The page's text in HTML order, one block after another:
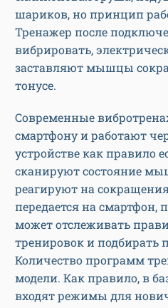
шариков, но принцип
Тренажер после
вибрировать,
заставляют мышцы
тонусе.
Современные
смартфону и работают
устройстве как правило
сканируют состояние
реагируют на
передается на
может отслеживать
тренировок и подбирать
Количество программ
модели. Как правило, в
входят режимы для